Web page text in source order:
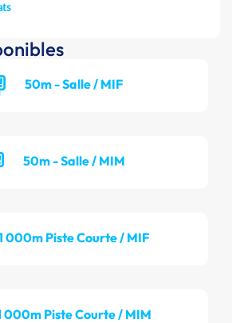
50m - Salle / MIF
50m - Salle / MIM
000m Piste Courte / MIF
000m Piste Courte / MIM